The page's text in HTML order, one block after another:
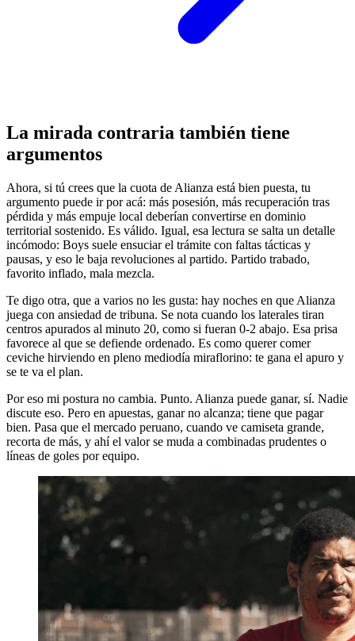
La mirada contraria también tiene
argumentos
Ahora, si tú crees que la cuota de Alianza está bien puesta, tu
argumento puede ir por acá: más posesión, más recuperación tras
pérdida y más empuje local deberían convertirse en dominio
territorial sostenido. Es válido. Igual, esa lectura se salta un detalle
incómodo: Boys suele ensuciar el trámite con faltas tácticas y
pausas, y eso le baja revoluciones al partido. Partido trabado,
favorito inflado, mala mezcla.
Te digo otra, que a varios no les gusta: hay noches en que Alianza
juega con ansiedad de tribuna. Se nota cuando los laterales tiran
centros apurados al minuto 20, como si fueran 0-2 abajo. Esa prisa
favorece al que se defiende ordenado. Es como querer comer
ceviche hirviendo en pleno mediodía miraflorino: te gana el apuro y
se te va el plan.
Por eso mi postura no cambia. Punto. Alianza puede ganar, sí. Nadie
discute eso. Pero en apuestas, ganar no alcanza; tiene que pagar
bien. Pasa que el mercado peruano, cuando ve camiseta grande,
recorta de más, y ahí el valor se muda a combinadas prudentes o
líneas de goles por equipo.